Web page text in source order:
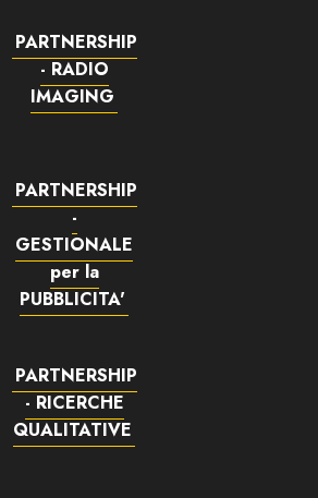
PARTNERSHIP
- RADIO
IMAGING
PARTNERSHIP
-
GESTIONALE
per la
PUBBLICITA'
PARTNERSHIP
- RICERCHE
QUALITATIVE